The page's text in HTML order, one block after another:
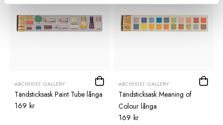
ARCHIVIST GALLERY
Tändsticksask Paint Tube långa
169 kr
ARCHIVIST GALLERY
Tändsticksask Meaning of
Colour långa
169 kr